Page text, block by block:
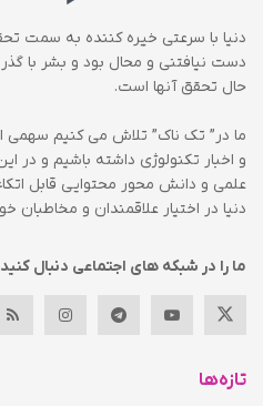
دنیا با سرعتی خیره کننده به سمت
دست نیافتنی و محال بود و بشر با گذر
حال تحقق آنها است.
ما در” تک ناک” تلاش می کنیم سهمی
و اخبار تکنولوژی داشته باشیم و در
علمی و دانش محور محتوایی قابل
دنیا در اختیار علاقمندان و مخاطبان
ما را در شبکه های اجتماعی دنبال کنید
تازه‌ها